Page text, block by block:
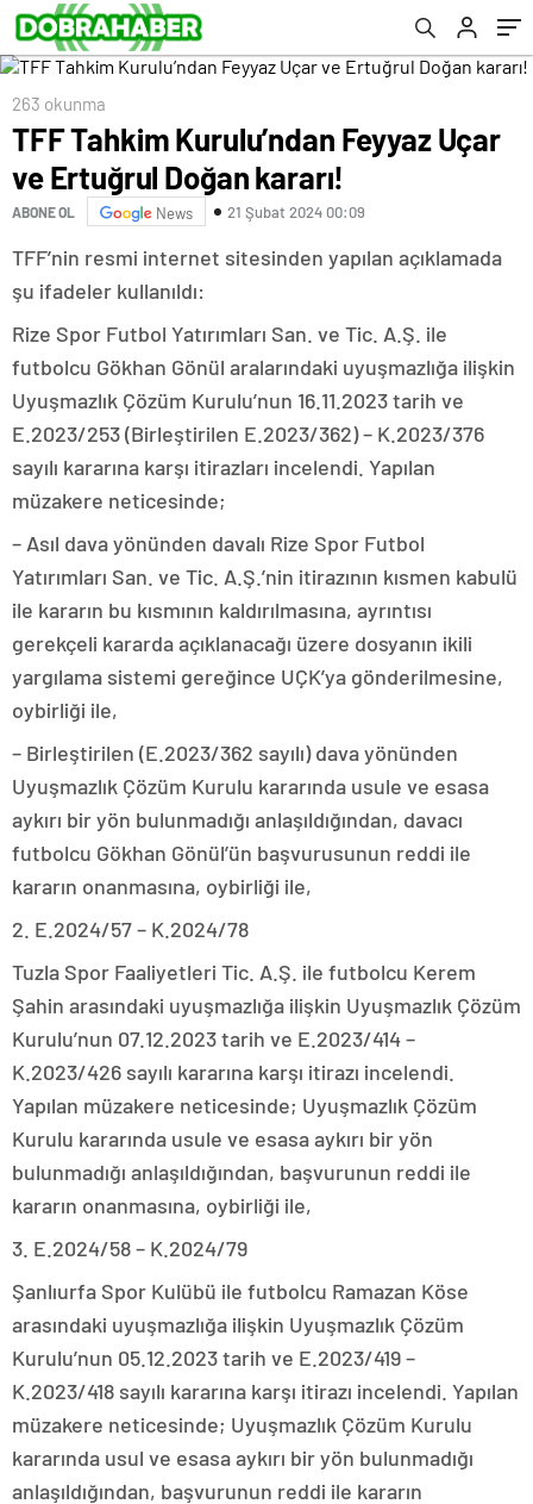
263 okunma
TFF Tahkim Kurulu’ndan Feyyaz Uçar
ve Ertuğrul Doğan kararı!
ABONE OL News 21 Şubat 2024 00:09
TFF’nin resmi internet sitesinden yapılan açıklamada
şu ifadeler kullanıldı:
Rize Spor Futbol Yatırımları San. ve Tic. A.Ş. ile
futbolcu Gökhan Gönül aralarındaki uyuşmazlığa ilişkin
Uyuşmazlık Çözüm Kurulu’nun 16.11.2023 tarih ve
E.2023/253 (Birleştirilen E.2023/362) – K.2023/376
sayılı kararına karşı itirazları incelendi. Yapılan
müzakere neticesinde;
– Asıl dava yönünden davalı Rize Spor Futbol
Yatırımları San. ve Tic. A.Ş.’nin itirazının kısmen kabulü
ile kararın bu kısmının kaldırılmasına, ayrıntısı
gerekçeli kararda açıklanacağı üzere dosyanın ikili
yargılama sistemi gereğince UÇK’ya gönderilmesine,
oybirliği ile,
– Birleştirilen (E.2023/362 sayılı) dava yönünden
Uyuşmazlık Çözüm Kurulu kararında usule ve esasa
aykırı bir yön bulunmadığı anlaşıldığından, davacı
futbolcu Gökhan Gönül’ün başvurusunun reddi ile
kararın onanmasına, oybirliği ile,
2. E.2024/57 – K.2024/78
Tuzla Spor Faaliyetleri Tic. A.Ş. ile futbolcu Kerem
Şahin arasındaki uyuşmazlığa ilişkin Uyuşmazlık Çözüm
Kurulu’nun 07.12.2023 tarih ve E.2023/414 –
K.2023/426 sayılı kararına karşı itirazı incelendi.
Yapılan müzakere neticesinde; Uyuşmazlık Çözüm
Kurulu kararında usule ve esasa aykırı bir yön
bulunmadığı anlaşıldığından, başvurunun reddi ile
kararın onanmasına, oybirliği ile,
3. E.2024/58 – K.2024/79
Şanlıurfa Spor Kulübü ile futbolcu Ramazan Köse
arasındaki uyuşmazlığa ilişkin Uyuşmazlık Çözüm
Kurulu’nun 05.12.2023 tarih ve E.2023/419 –
K.2023/418 sayılı kararına karşı itirazı incelendi. Yapılan
müzakere neticesinde; Uyuşmazlık Çözüm Kurulu
kararında usul ve esasa aykırı bir yön bulunmadığı
anlaşıldığından, başvurunun reddi ile kararın